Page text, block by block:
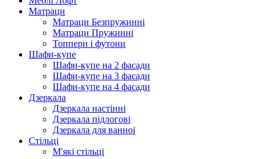
Матраци
Матраци Безпружинні
Матраци Пружинні
Топпери і футони
Шафи-купе
Шафи-купе на 2 фасади
Шафи-купе на 3 фасади
Шафи-купе на 4 фасади
Дзеркала
Дзеркала настінні
Дзеркала підлогові
Дзеркала для ванної
Стільці
М'які стільці